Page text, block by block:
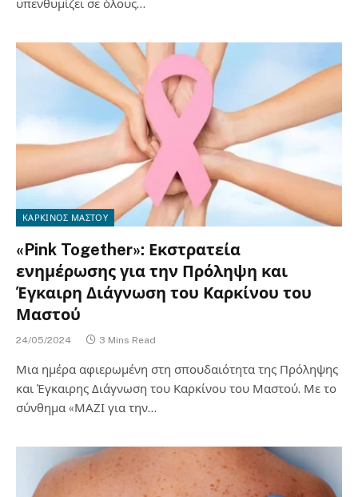
υπενθυμίζει σε όλους…
ΚΑΡΚΙΝΟΣ ΜΑΣΤΟΥ
«Pink Together»: Εκστρατεία
ενημέρωσης για την Πρόληψη και
Έγκαιρη Διάγνωση του Καρκίνου του
Μαστού
24/05/2024 3 Mins Read
Μια ημέρα αφιερωμένη στη σπουδαιότητα της Πρόληψης
και Έγκαιρης Διάγνωση του Καρκίνου του Μαστού. Με το
σύνθημα «ΜΑΖΙ για την…